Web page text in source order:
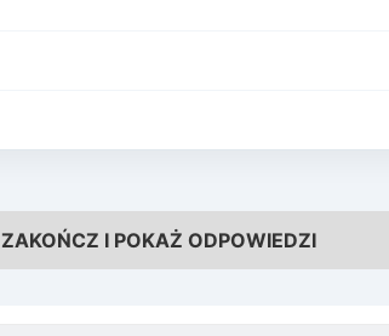
ZAKOŃCZ I POKAŻ ODPOWIEDZI